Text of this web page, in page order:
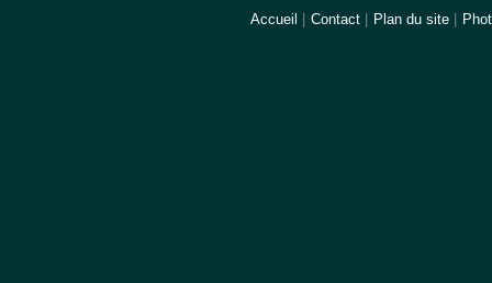
Accueil Contact Plan du site